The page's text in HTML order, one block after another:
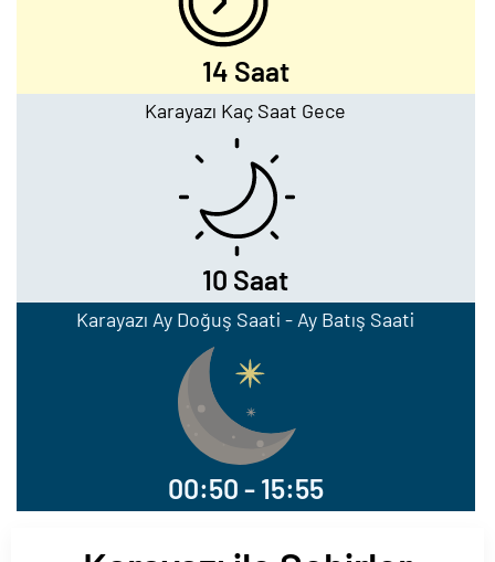
14 Saat
Karayazı Kaç Saat Gece
10 Saat
Karayazı Ay Doğuş Saati - Ay Batış Saati
00:50 - 15:55